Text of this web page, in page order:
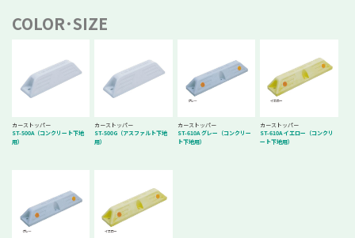
COLOR･SIZE
カーストッパー
ST-500A（コンクリート下地
用）
カーストッパー
ST-500G（アスファルト下地
用）
カーストッパー
ST-610A グレー（コンクリー
ト下地用）
カーストッパー
ST-610A イエロー（コンクリ
ート下地用）